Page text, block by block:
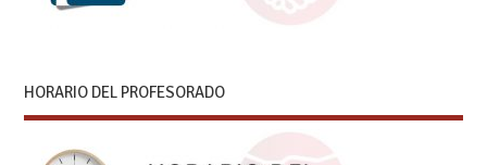
HORARIO DEL PROFESORADO